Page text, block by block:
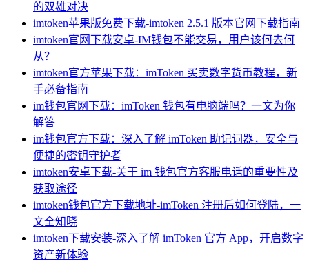
的双雄对决
imtoken苹果版免费下载-imtoken 2.5.1 版本官网下载指南
imtoken官网下载安卓-IM钱包不能交易，用户该何去何
从？
imtoken官方苹果下载：imToken 买卖数字货币教程，新
手必备指南
im钱包官网下载：imToken 钱包有电脑端吗？一文为你
解答
im钱包官方下载：深入了解 imToken 助记词器，安全与
便捷的密钥守护者
imtoken安卓下载-关于 im 钱包官方客服电话的重要性及
获取途径
imtoken钱包官方下载地址-imToken 注册后如何登陆，一
文全知晓
imtoken下载安装-深入了解 imToken 官方 App，开启数字
资产新体验